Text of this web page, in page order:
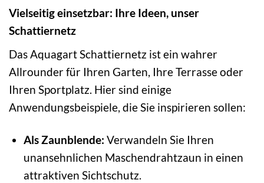
Vielseitig einsetzbar: Ihre Ideen, unser
Schattiernetz
Das Aquagart Schattiernetz ist ein wahrer
Allrounder für Ihren Garten, Ihre Terrasse oder
Ihren Sportplatz. Hier sind einige
Anwendungsbeispiele, die Sie inspirieren sollen:
Als Zaunblende: Verwandeln Sie Ihren
unansehnlichen Maschendrahtzaun in einen
attraktiven Sichtschutz.